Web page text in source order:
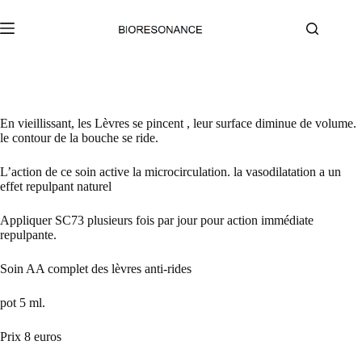
au
contenu
En vieillissant, les Lèvres se pincent , leur surface diminue de volume.
le contour de la bouche se ride.
L’action de ce soin active la microcirculation. la vasodilatation a un
effet repulpant naturel
Appliquer SC73 plusieurs fois par jour pour action immédiate
repulpante.
Soin AA complet des lèvres anti-rides
pot 5 ml.
Prix 8 euros